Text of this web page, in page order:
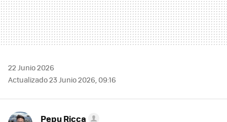
22 Junio 2026
Actualizado 23 Junio 2026, 09:16
Pepu Ricca